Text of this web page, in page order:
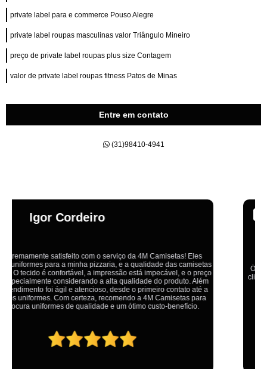
private label para e commerce Pouso Alegre
private label roupas masculinas valor Triângulo Mineiro
preço de private label roupas plus size Contagem
valor de private label roupas fitness Patos de Minas
Entre em contato
(31)98410-4941
Emília
Ótimo atendimento,todos muito educados, prestativos e que colocam o
cliente em primeiro lugar. Qualquer lugar tem problemas,isso é fato, mas
aqui na 4M tudo é resolvido com calma e de forma que todos saem
ganhando no final.